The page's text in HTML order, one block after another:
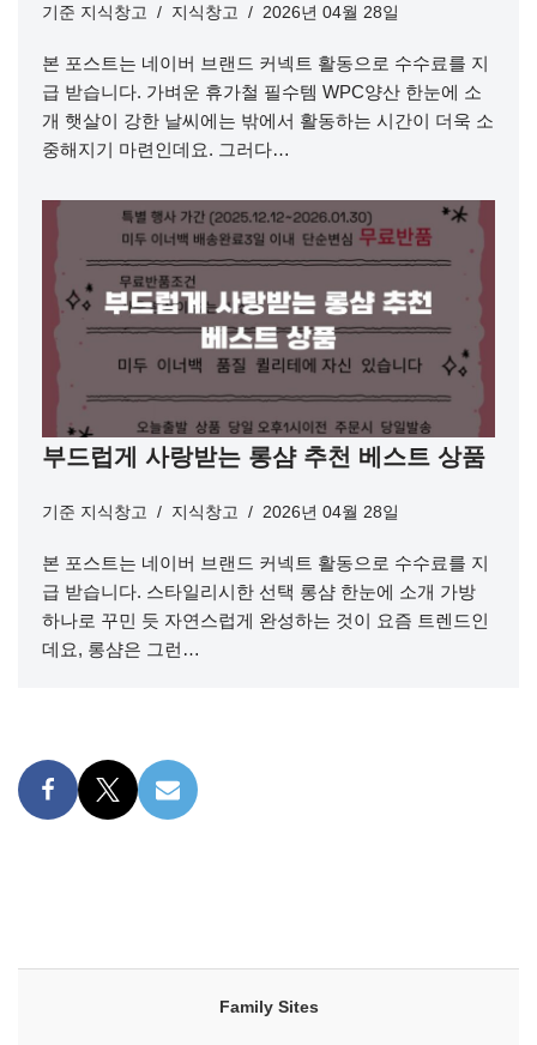
기준 지식창고 지식창고 2026년 04월 28일
본 포스트는 네이버 브랜드 커넥트 활동으로 수수료를 지
급 받습니다. 가벼운 휴가철 필수템 WPC양산 한눈에 소
개 햇살이 강한 날씨에는 밖에서 활동하는 시간이 더욱 소
중해지기 마련인데요. 그러다…
부드럽게 사랑받는 롱샴 추천 베스트 상품
기준 지식창고 지식창고 2026년 04월 28일
본 포스트는 네이버 브랜드 커넥트 활동으로 수수료를 지
급 받습니다. 스타일리시한 선택 롱샴 한눈에 소개 가방
하나로 꾸민 듯 자연스럽게 완성하는 것이 요즘 트렌드인
데요, 롱샴은 그런…
Family Sites